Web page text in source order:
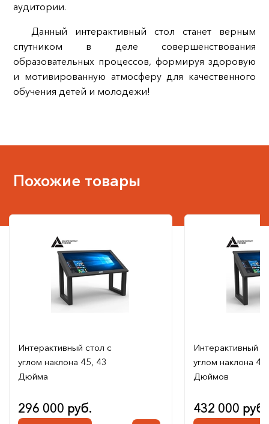
аудитории.
Данный интерактивный стол станет верным
спутником в деле совершенствования
образовательных процессов, формируя здоровую
и мотивированную атмосферу для качественного
обучения детей и молодежи!
Похожие товары
Интерактивный стол с
углом наклона 45, 43
Дюйма
296 000 руб.
Интерактивный
углом наклона
Дюймов
432 000 руб.